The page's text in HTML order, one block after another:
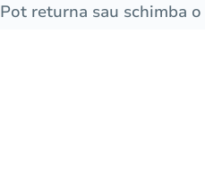
Pot returna sau schimba